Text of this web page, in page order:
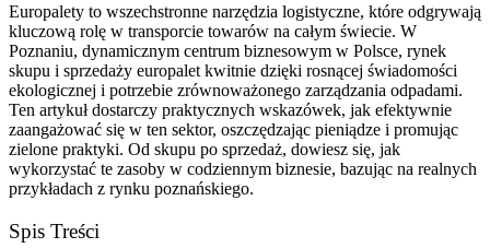
Europalety to wszechstronne narzędzia logistyczne, które odgrywają
kluczową rolę w transporcie towarów na całym świecie. W
Poznaniu, dynamicznym centrum biznesowym w Polsce, rynek
skupu i sprzedaży europalet kwitnie dzięki rosnącej świadomości
ekologicznej i potrzebie zrównoważonego zarządzania odpadami.
Ten artykuł dostarczy praktycznych wskazówek, jak efektywnie
zaangażować się w ten sektor, oszczędzając pieniądze i promując
zielone praktyki. Od skupu po sprzedaż, dowiesz się, jak
wykorzystać te zasoby w codziennym biznesie, bazując na realnych
przykładach z rynku poznańskiego.
Spis Treści